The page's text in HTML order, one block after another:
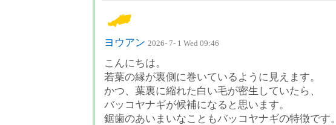
ヨウアン 2026- 7- 1 Wed 09:46
こんにちは。
若葉の縁が裏側に巻いているように見えます。
かつ、葉裏に縮れた白い毛が密生していたら、
バッコヤナギが候補になると思います。
鋸歯のあいまいなこともバッコヤナギの特徴です。